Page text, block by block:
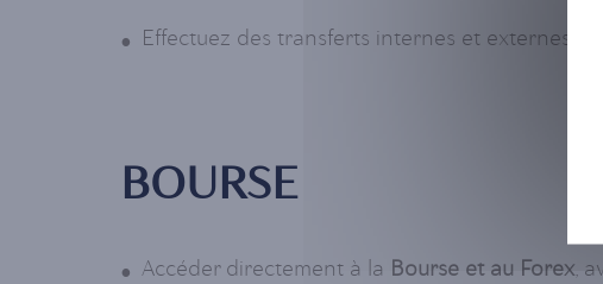
Effectuez des transferts internes et externes
BOURSE
Accéder directement à la Bourse et au Forex,